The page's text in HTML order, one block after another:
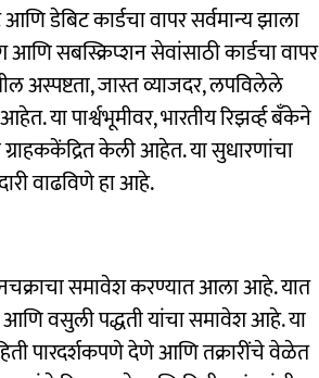
डेबिट कार्डचा वापर सर्वमान्य झाला
सबस्क्रिप्शन सेवांसाठी कार्डचा वापर
अस्पष्टता, जास्त व्याजदर, लपविलेले
या पार्श्वभूमीवर, भारतीय रिझर्व्ह बँकेने
केली आहेत. या सुधारणांचा
वाढविणे हा आहे.
समावेश करण्यात आला आहे. यात
आणि वसुली पद्धती यांचा समावेश आहे. या
पारदर्शकपणे देणे आणि तक्रारींचे वेळेत